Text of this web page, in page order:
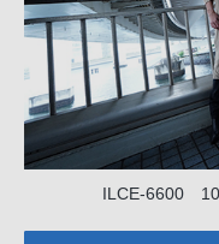
ILCE-6600